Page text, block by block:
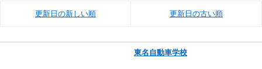
更新日の新しい順 更新日の古い順
東名自動車学校